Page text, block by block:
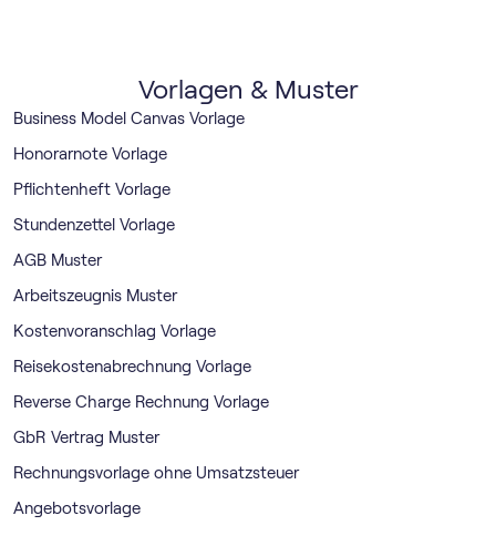
Vorlagen & Muster
Business Model Canvas Vorlage
Honorarnote Vorlage
Pflichtenheft Vorlage
Stundenzettel Vorlage
AGB Muster
Arbeitszeugnis Muster
Kostenvoranschlag Vorlage
Reisekostenabrechnung Vorlage
Reverse Charge Rechnung Vorlage
GbR Vertrag Muster
Rechnungsvorlage ohne Umsatzsteuer
Angebotsvorlage